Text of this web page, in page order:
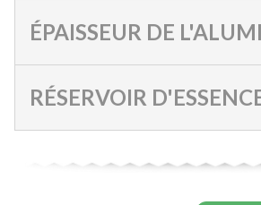
ÉPAISSEUR DE
RÉSERVOIR